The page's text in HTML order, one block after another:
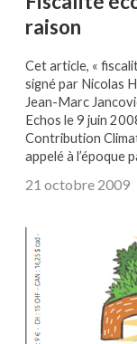
raison
Cet article, «
signé par Nicolas
Jean-Marc
Echos le 9 juin
Contribution
appelé à l’époque
21 octobre 2009